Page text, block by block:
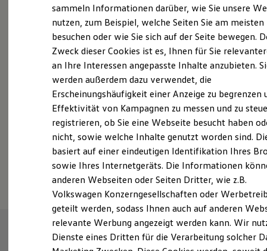
Reichweite
Reichweite der ID. Modelle
Reichweite im Winter
Laden
Laden unterwegs
Laden Zuhause
Ladezeitensimulator
Batterie
Sicherheit
Garantie und Lebensdauer
Nachhaltigkeit
Technologie
Kosten und Kauf
Verbrauchskosten
Kaufoptionen
E-Auto-Förderung
Software und Konnektivität
Die ID. Software 6
ID. Software Versionen und Updates
Digitale Extras
Schnittstellen zu Ihrem ID.
Probefahrt vereinbaren
Fahrzeugangebot anfordern
Serviceanfrage stellen
sammeln Informationen darüber, wie Sie unsere
nutzen, zum Beispiel, welche Seiten Sie am meisten
besuchen oder wie Sie sich auf der Seite bewegen.
Zweck dieser Cookies ist es, Ihnen für Sie
an Ihre Interessen angepasste Inhalte anzubieten.
werden außerdem dazu verwendet, die
Erscheinungshäufigkeit einer Anzeige zu begrenzen
Effektivität von Kampagnen zu messen und zu
registrieren, ob Sie eine Webseite besucht haben
nicht, sowie welche Inhalte genutzt worden sind.
basiert auf einer eindeutigen Identifikation Ihres
sowie Ihres Internetgeräts. Die Informationen
anderen Webseiten oder Seiten Dritter, wie z.B.
Volkswagen Konzerngesellschaften oder
geteilt werden, sodass Ihnen auch auf anderen
relevante Werbung angezeigt werden kann. Wir
Dienste eines Dritten für die Verarbeitung solcher